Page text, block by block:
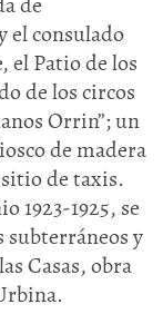
el consulado
el Patio de los
de los circos
Orrin”; un
de madera
de taxis.
1923-1925, se
subterráneos y
Casas, obra